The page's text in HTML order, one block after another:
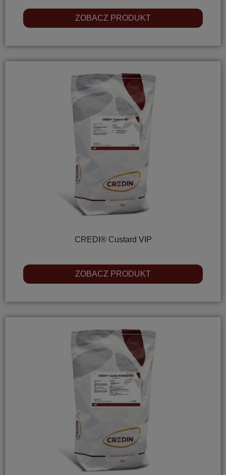
ZOBACZ PRODUKT
CREDI® Custard VIP
ZOBACZ PRODUKT